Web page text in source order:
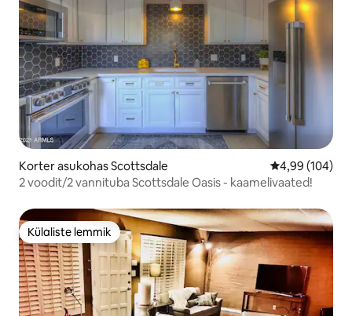
Korter asukohas Scottsdale Keskmine
4,99 (104)
2 voodit/2 vannituba Scottsdale Oasis - kaamelivaated!
Külaliste lemmik
Külaliste lemmik